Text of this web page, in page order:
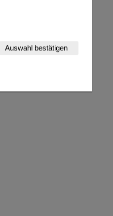
Website
werden kann.
(z.B.
unserer Website aber
Auswahl bestätigen